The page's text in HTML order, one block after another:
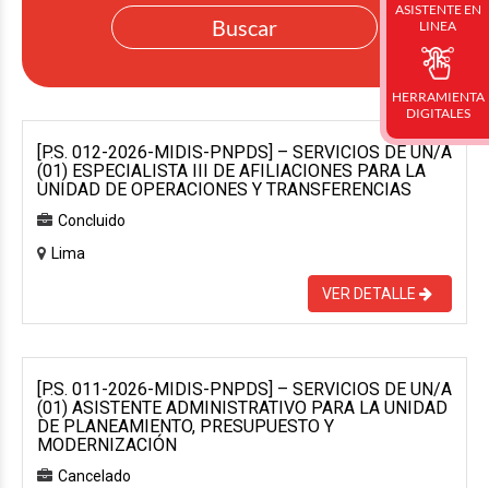
[P.S. 012-2026-MIDIS-PNPDS] – SERVICIOS DE UN/A
(01) ESPECIALISTA III DE AFILIACIONES PARA LA
UNIDAD DE OPERACIONES Y TRANSFERENCIAS
Concluido
Lima
VER DETALLE
[P.S. 011-2026-MIDIS-PNPDS] – SERVICIOS DE UN/A
(01) ASISTENTE ADMINISTRATIVO PARA LA UNIDAD
DE PLANEAMIENTO, PRESUPUESTO Y
MODERNIZACIÓN
Cancelado
ASISTENTE EN
LINEA
HERRAMIENTA
DIGITALES